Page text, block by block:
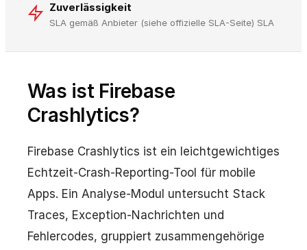
Zuverlässigkeit
SLA gemäß Anbieter (siehe offizielle SLA-Seite) SLA
Was ist Firebase
Crashlytics?
Firebase Crashlytics ist ein leichtgewichtiges
Echtzeit-Crash-Reporting-Tool für mobile
Apps. Ein Analyse-Modul untersucht Stack
Traces, Exception-Nachrichten und
Fehlercodes, gruppiert zusammengehörige